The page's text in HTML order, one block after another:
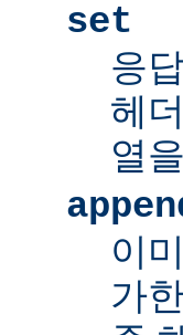
set
응
헤
열
이
가